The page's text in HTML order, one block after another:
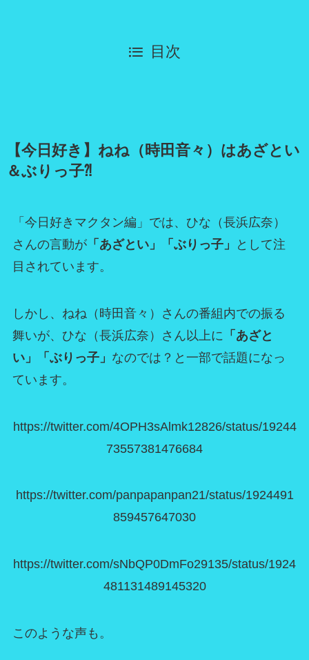
目次
【今日好き】ねね（時田音々）はあざとい
＆ぶりっ子⁈
「今日好きマクタン編」では、ひな（長浜広奈）
さんの言動が「あざとい」「ぶりっ子」
として注
目されています。
しかし、ねね（時田音々）さんの番組内での振る
舞いが、ひな（長浜広奈）さん以上に 「あざと
い」「ぶりっ子」 なのでは？と一部で話題になっ
ています。
https://twitter.com/4OPH3sAlmk12826/status/19244
73557381476684
https://twitter.com/panpapanpan21/status/1924491
859457647030
https://twitter.com/sNbQP0DmFo29135/status/1924
481131489145320
このような声も。